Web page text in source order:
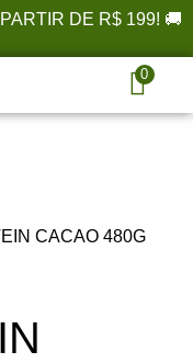
DE R$ 199! 🚚
0
CACAO 480G